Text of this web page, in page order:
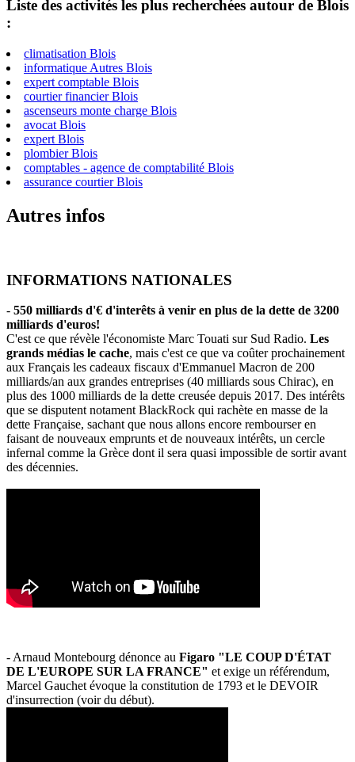
Liste des activités les plus recherchées autour de Blois
:
climatisation Blois
informatique Autres Blois
expert comptable Blois
courtier financier Blois
ascenseurs monte charge Blois
avocat Blois
expert Blois
plombier Blois
comptables - agence de comptabilité Blois
assurance courtier Blois
Autres infos
INFORMATIONS NATIONALES
- 550 milliards d'€ d'interêts à venir en plus de la dette de 3200
milliards d'euros!
C'est ce que révèle l'économiste Marc Touati sur Sud Radio. Les
grands médias le cache, mais c'est ce que va coûter prochainement
aux Français les cadeaux fiscaux d'Emmanuel Macron de 200
milliards/an aux grandes entreprises (40 milliards sous Chirac), en
plus des 1000 milliards de la dette creusée depuis 2017. Des intérêts
que se disputent notament BlackRock qui rachète en masse de la
dette Française, sachant que nous allons encore rembourser en
faisant de nouveaux emprunts et de nouveaux intérêts, un cercle
infernal comme la Grèce dont il sera quasi impossible de sortir avant
des décennies.
- Arnaud Montebourg dénonce au Figaro "LE COUP D'ÉTAT
DE L'EUROPE SUR LA FRANCE" et exige un référendum,
Marcel Gauchet évoque la constitution de 1793 et le DEVOIR
d'insurrection (voir du début).